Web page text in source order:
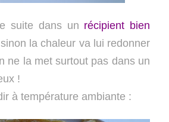
suite dans un récipient bien
la chaleur va lui redonner
ne la met surtout pas dans un
!
à température ambiante :